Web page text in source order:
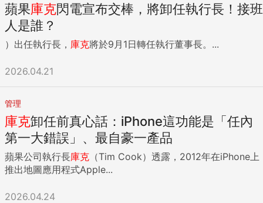
蘋果庫克閃電宣布交棒，將卸任執行長！接班
人是誰？
）出任執行長， 庫克將於9月1日轉任執行董事長。...
2026.04.21
管理
庫克卸任前真心話：iPhone這功能是「任內
第一大錯誤」、最自豪一產品
蘋果公司執行長庫克 （Tim Cook）透露，2012年在iPhone上
推出地圖應用程式Apple...
2026.04.24